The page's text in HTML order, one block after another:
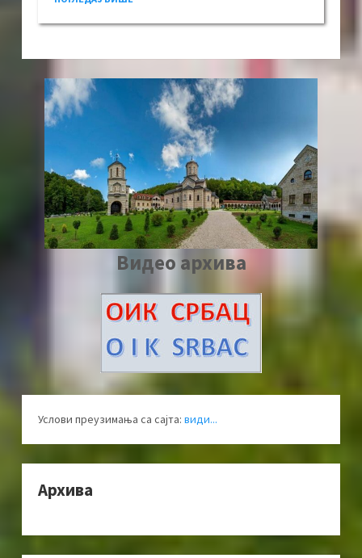
Видео архива
Услови преузимања са сајта: види...
Архива